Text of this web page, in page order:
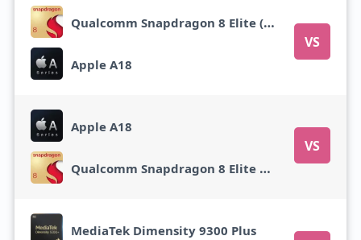
Qualcomm Snapdragon 8 Elite (Gen 4)
VS
Apple A18
Apple A18
VS
Qualcomm Snapdragon 8 Elite Gen 5
MediaTek Dimensity 9300 Plus